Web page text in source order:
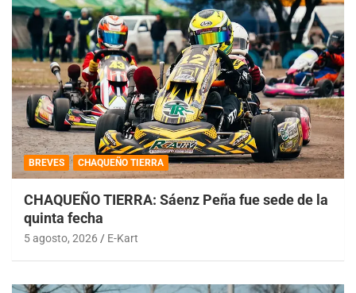
BREVES CHAQUEÑO TIERRA
CHAQUEÑO TIERRA: Sáenz Peña fue sede de la
quinta fecha
5 agosto, 2026 E-Kart